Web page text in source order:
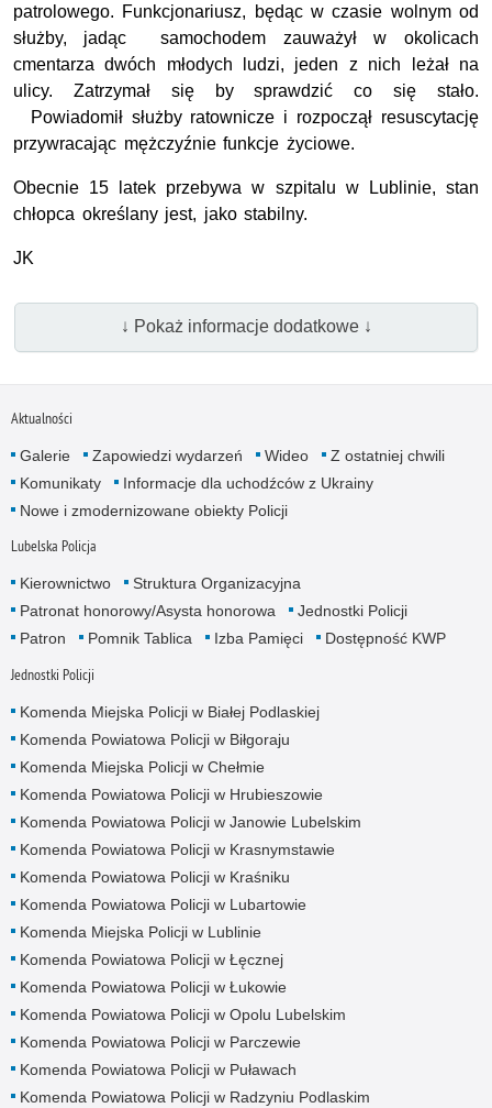
patrolowego. Funkcjonariusz, będąc w czasie wolnym od
służby, jadąc samochodem zauważył w okolicach
cmentarza dwóch młodych ludzi, jeden z nich leżał na
ulicy. Zatrzymał się by sprawdzić co się stało.
Powiadomił służby ratownicze i rozpoczął resuscytację
przywracając mężczyźnie funkcje życiowe.
Obecnie 15 latek przebywa w szpitalu w Lublinie, stan
chłopca określany jest, jako stabilny.
JK
↓ Pokaż informacje dodatkowe ↓
Aktualności
Galerie Zapowiedzi wydarzeń Wideo
Z ostatniej chwili
Komunikaty
Informacje dla uchodźców z Ukrainy
Nowe i zmodernizowane obiekty Policji
Lubelska Policja
Kierownictwo
Struktura Organizacyjna
Patronat honorowy/Asysta honorowa
Jednostki Policji
Patron
Pomnik Tablica Izba Pamięci Dostępność KWP
Jednostki Policji
Komenda Miejska Policji w Białej Podlaskiej
Komenda Powiatowa Policji w Biłgoraju
Komenda Miejska Policji w Chełmie
Komenda Powiatowa Policji w Hrubieszowie
Komenda Powiatowa Policji w Janowie Lubelskim
Komenda Powiatowa Policji w Krasnymstawie
Komenda Powiatowa Policji w Kraśniku
Komenda Powiatowa Policji w Lubartowie
Komenda Miejska Policji w Lublinie
Komenda Powiatowa Policji w Łęcznej
Komenda Powiatowa Policji w Łukowie
Komenda Powiatowa Policji w Opolu Lubelskim
Komenda Powiatowa Policji w Parczewie
Komenda Powiatowa Policji w Puławach
Komenda Powiatowa Policji w Radzyniu Podlaskim